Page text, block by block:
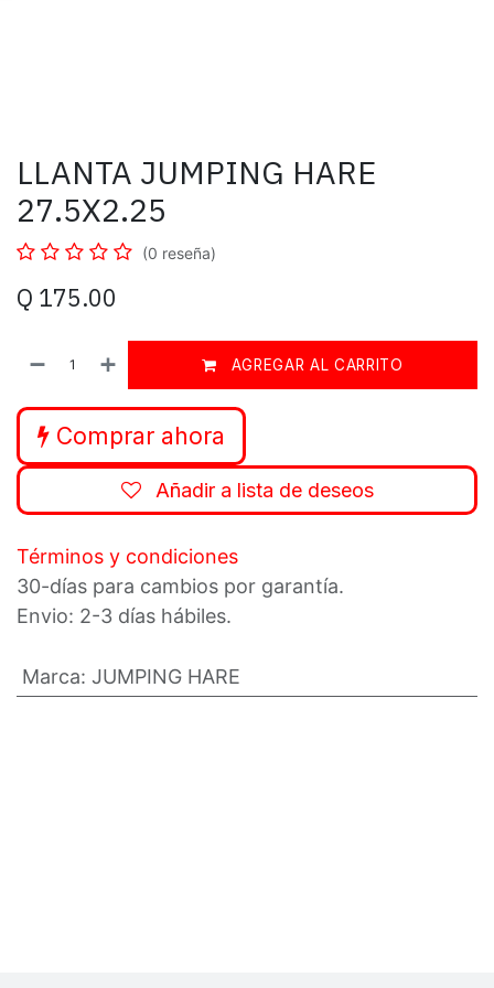
LLANTA JUMPING HARE
27.5X2.25
(0 reseña)
Q 175.00
AGREGAR AL CARRITO
Comprar ahora
Añadir a lista de deseos
Términos y condiciones
30-días para cambios por garantía.
Envio: 2-3 días hábiles.
Marca: JUMPING HARE